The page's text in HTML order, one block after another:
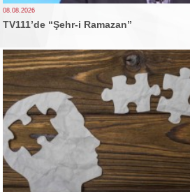
08.08.2026
TV111’de “Şehr-i Ramazan”